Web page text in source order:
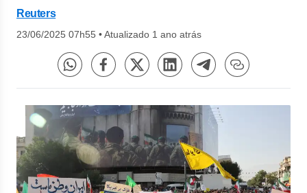
Reuters
23/06/2025 07h55 •Atualizado 1 ano atrás